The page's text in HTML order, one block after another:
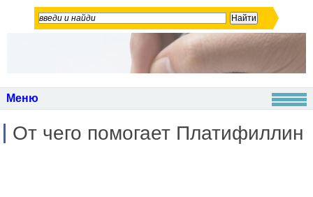
Меню
От чего помогает Платифиллин